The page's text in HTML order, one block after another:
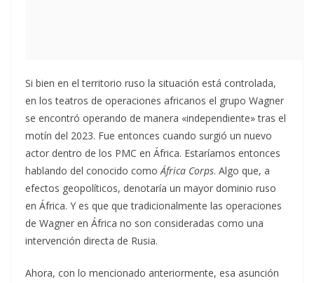
Si bien en el territorio ruso la situación está controlada,
en los teatros de operaciones africanos el grupo Wagner
se encontró operando de manera «independiente» tras el
motín del 2023. Fue entonces cuando surgió un nuevo
actor dentro de los PMC en África. Estaríamos entonces
hablando del conocido comoÁfrica Corps. Algo que, a
efectos geopolíticos, denotaría un mayor dominio ruso
en África. Y es que que tradicionalmente las operaciones
de Wagner en África no son consideradas como una
intervención directa de Rusia.
Ahora, con lo mencionado anteriormente, esa asunción